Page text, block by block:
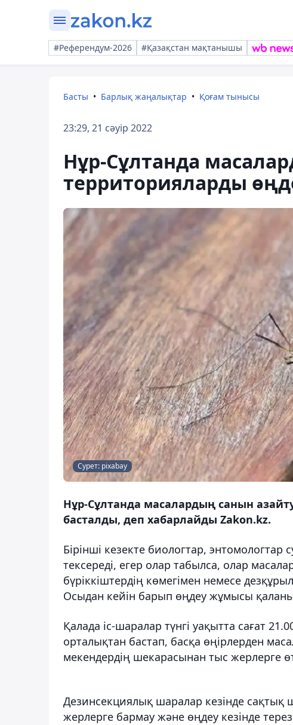
#Референдум-2026 #Қазақстан мақтанышы
Басты Барлық жаңалықтар Қоғам тынысы
23:29, 21 сәуір 2022
Нұр-Сұлтанда
территорияларды
Сурет: pixabay
Нұр-Сұлтанда масалардың санын
басталды, деп хабарлайды Zakon.kz.
Бірінші кезекте биологтар,
тексереді, егер олар табылса, олар
бүріккіштердің көмегімен немесе
Осыдан кейін барып өңдеу жұмысы
Қалада іс-шаралар түнгі уақытта сағат
орталықтан бастап, басқа өңірлерден
мекендердің шекарасынан тыс жерлерге
Дезинсекциялық шаралар кезінде сақтық
жерлерге бармау және өңдеу кезінде